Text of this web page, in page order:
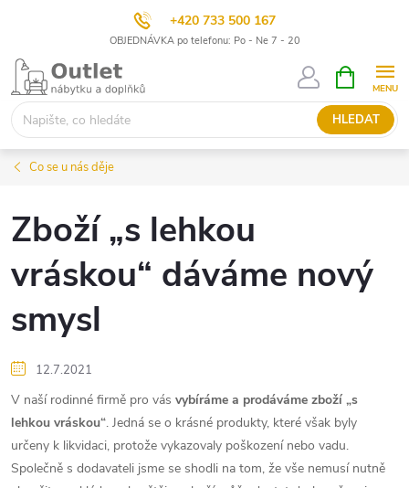
+420 733 500 167
OBJEDNÁVKA po telefonu: Po - Ne 7 - 20
Přejít
obsah
HLEDAT
NÁKUPNÍ
KOŠÍK
Co se u nás děje
Zboží „s lehkou
vráskou“ dáváme nový
smysl
12.7.2021
V naší rodinné firmě pro vás vybíráme a prodáváme zboží „s
lehkou vráskou“. Jedná se o krásné produkty, které však byly
určeny k likvidaci, protože vykazovaly poškození nebo vadu.
Společně s dodavateli jsme se shodli na tom, že vše nemusí nutně